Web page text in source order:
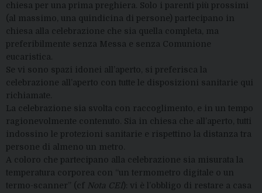
chiesa per una prima preghiera. Solo i parenti più prossimi
(al massimo, una quindicina di persone) partecipano in
chiesa alla celebrazione che sia quella completa, ma
preferibilmente senza Messa e senza Comunione
eucaristica.
Se vi sono spazi idonei all’aperto, si preferisca la
celebrazione all’aperto con tutte le disposizioni sanitarie qui
richiamate.
La celebrazione sia svolta con raccoglimento, e in un tempo
ragionevolmente contenuto. Sia in chiesa che all’aperto, tutti
indossino le protezioni sanitarie e rispettino la distanza tra
persone di almeno un metro.
A coloro che partecipano alla celebrazione sia misurata la
temperatura corporea con “un termometro digitale o un
termo-scanner” (cf Nota CEI): vi è l’obbligo di restare a casa